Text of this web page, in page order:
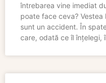
întrebarea vine imediat
poate face ceva?
sunt un accident. În
care, odată ce îl înțelegi,